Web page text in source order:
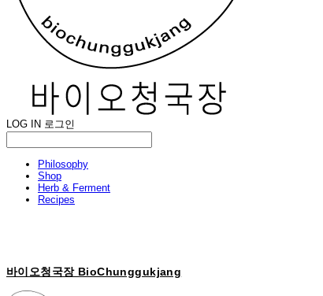
LOG IN 로그인
Philosophy
Shop
Herb & Ferment
Recipes
바이오청국장 BioChunggukjang